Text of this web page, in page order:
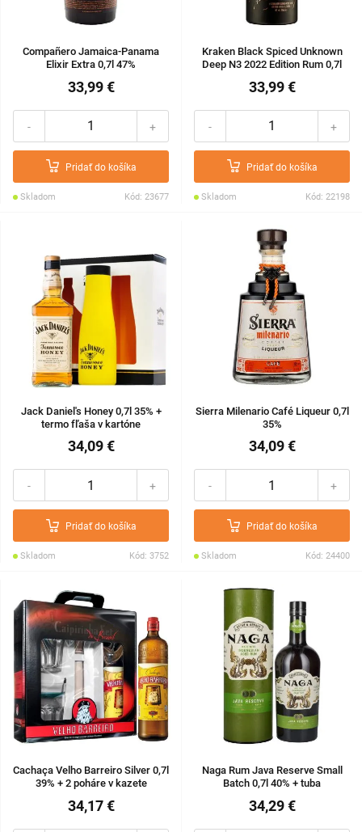
Compañero Jamaica-Panama
Elixir Extra 0,7l 47%
33,99 €
- +
Pridať do košíka
Skladom Kód: 23677
Kraken Black Spiced Unknown
Deep N3 2022 Edition Rum 0,7l
33,99 €
- +
Pridať do košíka
Skladom Kód: 22198
Jack Daniel's Honey 0,7l 35% +
termo fľaša v kartóne
34,09 €
- +
Pridať do košíka
Skladom Kód: 3752
Sierra Milenario Café Liqueur 0,7l
35%
34,09 €
- +
Pridať do košíka
Skladom Kód: 24400
Cachaça Velho Barreiro Silver 0,7l
39% + 2 poháre v kazete
34,17 €
Naga Rum Java Reserve Small
Batch 0,7l 40% + tuba
34,29 €